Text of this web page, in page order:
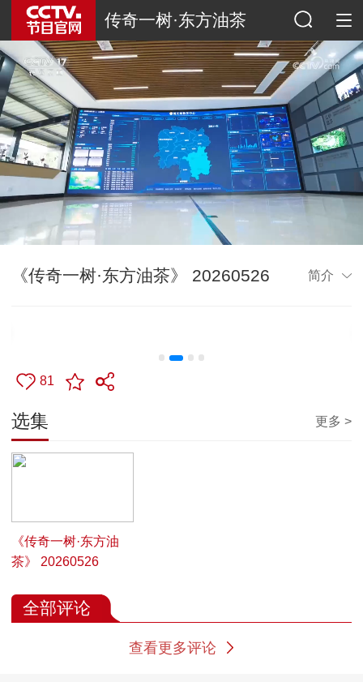
传奇一树·东方油茶
《传奇一树·东方油茶》 20260526 简介
81
选集 更多 >
《传奇一树·东方油
茶》 20260526
全部评论
查看更多评论